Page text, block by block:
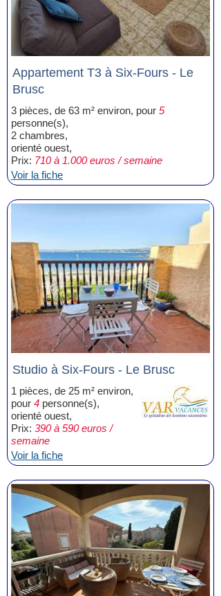
Appartement T3 à Six-Fours - Le
Brusc
3 pièces, de 63 m² environ, pour 5
personne(s),
2 chambres,
orienté ouest,
Prix: 710 à 1.000 euros / semaine
Voir la fiche
Studio à Six-Fours - Le Brusc
1 pièces, de 25 m² environ,
pour 4 personne(s),
orienté ouest,
Prix: 390 à 590 euros /
semaine
Voir la fiche